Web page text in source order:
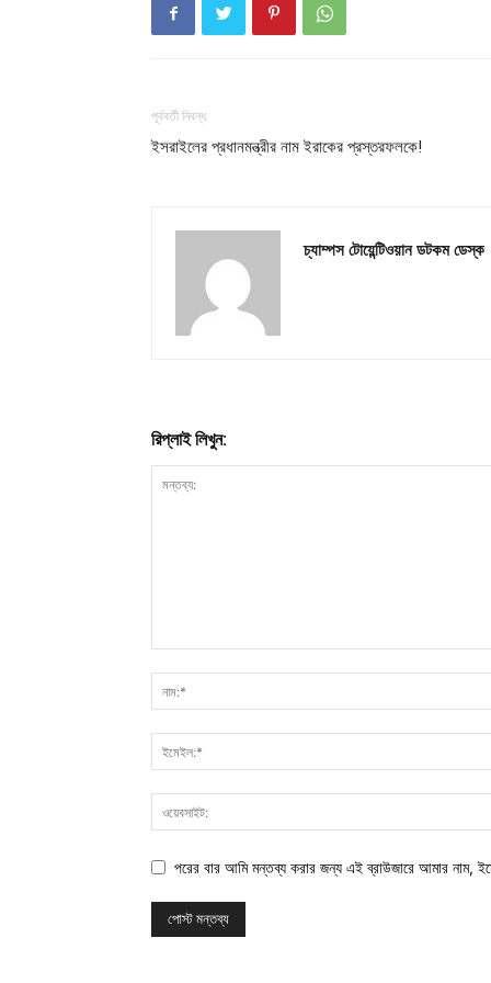
পূর্ববর্তী নিবন্ধ
ইসরাইলের প্রধানমন্ত্রীর নাম ইরাকের প্রস্তরফলকে!
চ্যাম্পস টোয়েন্টিওয়ান ডটকম ডেস্ক
রিপ্লাই লিখুন:
পরের বার আমি মন্তব্য করার জন্য এই ব্রাউজারে আমার নাম,